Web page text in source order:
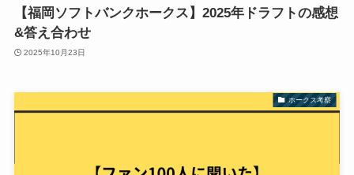
【福岡ソフトバンクホークス】2025年ドラフトの感想
&答え合わせ
2025年10月23日
ホークス考察